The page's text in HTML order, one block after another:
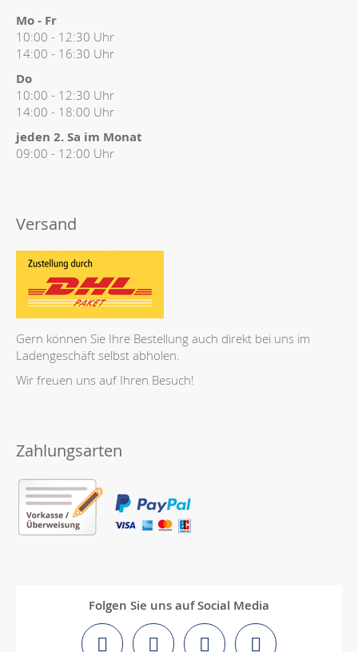
Mo - Fr
10:00 - 12:30 Uhr
14:00 - 16:30 Uhr
Do
10:00 - 12:30 Uhr
14:00 - 18:00 Uhr
jeden 2. Sa im Monat
09:00 - 12:00 Uhr
Versand
Gern können Sie Ihre Bestellung auch direkt bei uns im
Ladengeschäft selbst abholen.
Wir freuen uns auf Ihren Besuch!
Zahlungsarten
Folgen Sie uns auf Social Media